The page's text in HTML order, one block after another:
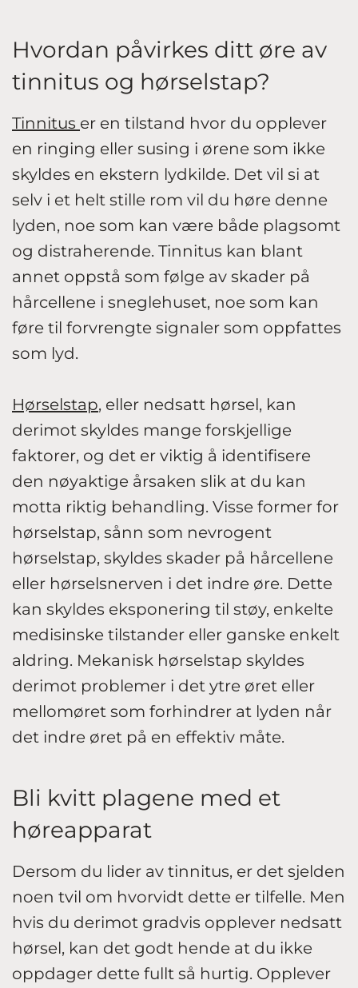
Hvordan påvirkes ditt øre av
tinnitus og hørselstap?
Tinnitus er en tilstand hvor du opplever
en ringing eller susing i ørene som ikke
skyldes en ekstern lydkilde. Det vil si at
selv i et helt stille rom vil du høre denne
lyden, noe som kan være både plagsomt
og distraherende. Tinnitus kan blant
annet oppstå som følge av skader på
hårcellene i sneglehuset, noe som kan
føre til forvrengte signaler som oppfattes
som lyd.
Hørselstap, eller nedsatt hørsel, kan
derimot skyldes mange forskjellige
faktorer, og det er viktig å identifisere
den nøyaktige årsaken slik at du kan
motta riktig behandling. Visse former for
hørselstap, sånn som nevrogent
hørselstap, skyldes skader på hårcellene
eller hørselsnerven i det indre øre. Dette
kan skyldes eksponering til støy, enkelte
medisinske tilstander eller ganske enkelt
aldring. Mekanisk hørselstap skyldes
derimot problemer i det ytre øret eller
mellomøret som forhindrer at lyden når
det indre øret på en effektiv måte.
Bli kvitt plagene med et
høreapparat
Dersom du lider av tinnitus, er det sjelden
noen tvil om hvorvidt dette er tilfelle. Men
hvis du derimot gradvis opplever nedsatt
hørsel, kan det godt hende at du ikke
oppdager dette fullt så hurtig. Opplever